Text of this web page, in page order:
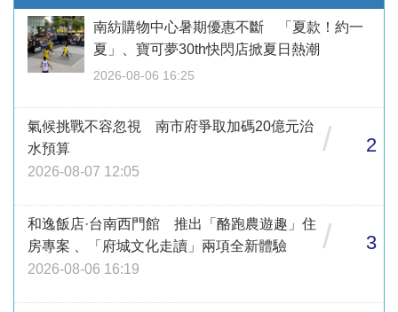
南紡購物中心暑期優惠不斷 「夏款！約一
夏」、寶可夢30th快閃店掀夏日熱潮
2026-08-06 16:25
氣候挑戰不容忽視 南市府爭取加碼20億元治
水預算
2026-08-07 12:05
/ 2
和逸飯店·台南西門館 推出「酪跑農遊趣」住
房專案 、「府城文化走讀」兩項全新體驗
2026-08-06 16:19
/ 3